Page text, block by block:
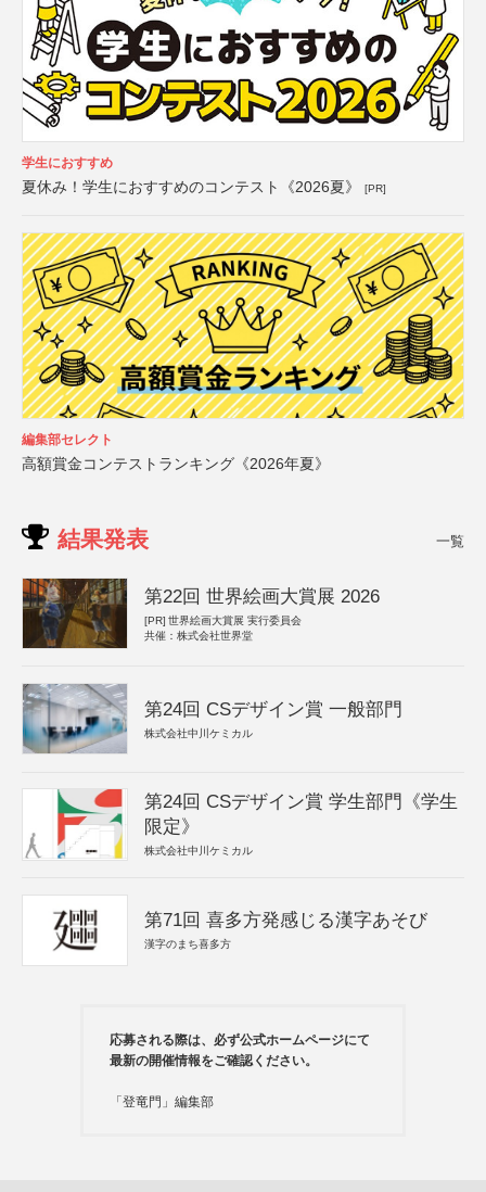
学生におすすめ
夏休み！学生におすすめのコンテスト《2026夏》 [PR]
編集部セレクト
高額賞金コンテストランキング《2026年夏》
結果発表 一覧
第22回 世界絵画大賞展 2026
[PR] 世界絵画大賞展 実行委員会
共催：株式会社世界堂
第24回 CSデザイン賞 一般部門
株式会社中川ケミカル
第24回 CSデザイン賞 学生部門《学生
限定》
株式会社中川ケミカル
第71回 喜多方発感じる漢字あそび
漢字のまち喜多方
応募される際は、必ず公式ホームページにて
最新の開催情報をご確認ください。
「登竜門」編集部